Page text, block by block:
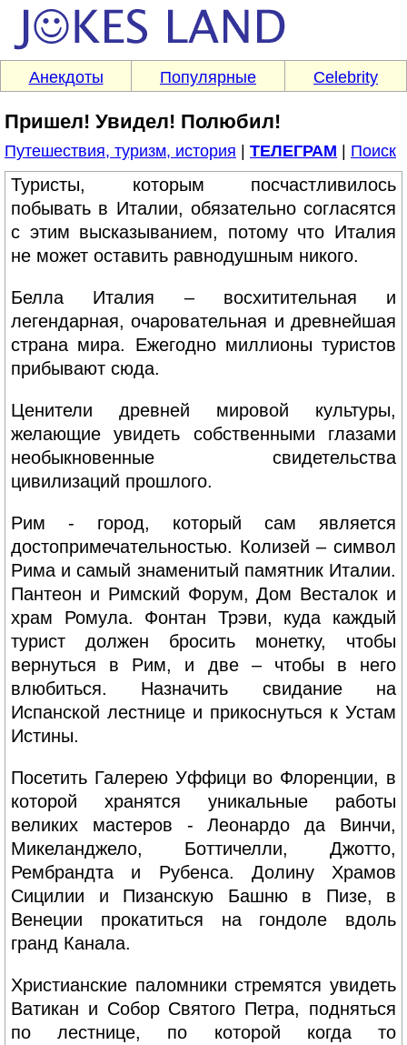
Анекдоты Популярные Celebrity
Пришел! Увидел! Полюбил!
Путешествия, туризм, история ТЕЛЕГРАМ Поиск
Туристы, которым посчастливилось
побывать в Италии, обязательно согласятся
с этим высказыванием, потому что Италия
не может оставить равнодушным никого.
Белла Италия – восхитительная и
легендарная, очаровательная и древнейшая
страна мира. Ежегодно миллионы туристов
прибывают сюда.
Ценители древней мировой культуры,
желающие увидеть собственными глазами
необыкновенные свидетельства
цивилизаций прошлого.
Рим - город, который сам является
достопримечательностью. Колизей – символ
Рима и самый знаменитый памятник Италии.
Пантеон и Римский Форум, Дом Весталок и
храм Ромула. Фонтан Трэви, куда каждый
турист должен бросить монетку, чтобы
вернуться в Рим, и две – чтобы в него
влюбиться. Назначить свидание на
Испанской лестнице и прикоснуться к Устам
Истины.
Посетить Галерею Уффици во Флоренции, в
которой хранятся уникальные работы
великих мастеров - Леонардо да Винчи,
Микеланджело, Боттичелли, Джотто,
Рембрандта и Рубенса. Долину Храмов
Сицилии и Пизанскую Башню в Пизе, в
Венеции прокатиться на гондоле вдоль
гранд Канала.
Христианские паломники стремятся увидеть
Ватикан и Собор Святого Петра, подняться
по лестнице, по которой когда то